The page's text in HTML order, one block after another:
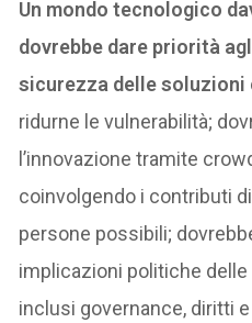
Un mondo tecnologico
dovrebbe dare priorità
sicurezza delle soluzioni
ridurne le vulnerabilità;
l’innovazione tramite
coinvolgendo i contributi
persone possibili;
implicazioni politiche
inclusi governance, diritti